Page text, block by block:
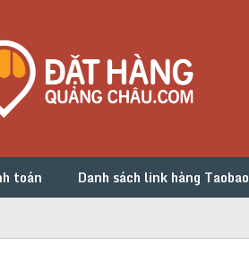
toán Danh sách link hàng Taobao